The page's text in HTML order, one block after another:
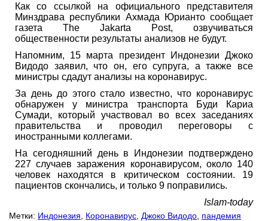
Как со ссылкой на официального представителя
Минздрава республики Ахмада Юрианто сообщает
газета The Jakarta Post, озвучиваться
общественности результаты анализов не будут.
Напомним, 15 марта президент Индонезии Джоко
Видодо заявил, что он, его супруга, а также все
министры сдадут анализы на коронавирус.
За день до этого стало известно, что коронавирус
обнаружен у министра транспорта Буди Кариа
Сумади, который участвовал во всех заседаниях
правительства и проводил переговоры с
иностранными коллегами.
На сегодняшний день в Индонезии подтверждено
227 случаев заражения коронавирусом, около 140
человек находятся в критическом состоянии. 19
пациентов скончались, и только 9 поправились.
Islam-today
Метки: Индонезия Коронавирус Джоко Видодо пандемия